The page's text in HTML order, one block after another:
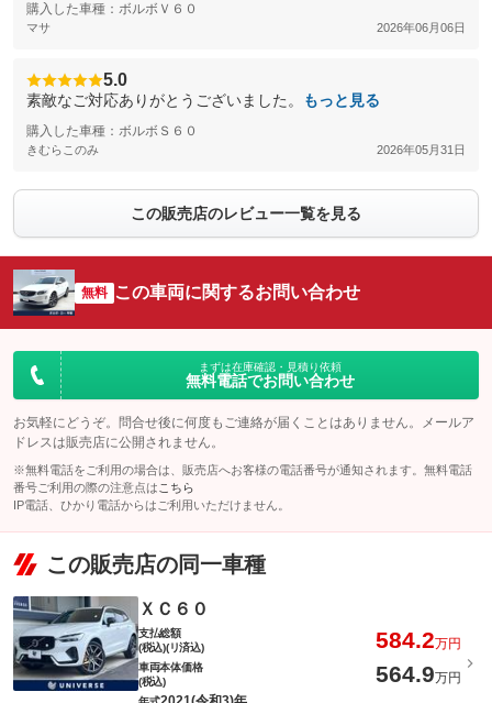
購入した車種：ボルボＶ６０
マサ 2026年06月06日
5.0
素敵なご対応ありがとうございました。 もっと見る
購入した車種：ボルボＳ６０
きむらこのみ 2026年05月31日
この販売店のレビュー一覧を見る
無料 この車両に関するお問い合わせ
まずは在庫確認・見積り依頼
無料電話でお問い合わせ
お気軽にどうぞ。問合せ後に何度もご連絡が届くことはありません。メールア
ドレスは販売店に公開されません。
※無料電話をご利用の場合は、販売店へお客様の電話番号が通知されます。無料電話
番号ご利用の際の注意点は こちら
IP電話、ひかり電話からはご利用いただけません。
この販売店の同一車種
ＸＣ６０
支払総額
(税込)(リ済込)
584.2万円
車両本体価格
(税込)
564.9万円